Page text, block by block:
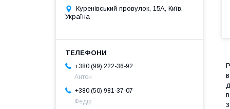
Куренівський провулок, 15А, Київ,
Україна
+380 (99) 222-36-92
Антон
+380 (50) 981-37-07
Федір